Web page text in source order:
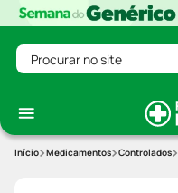
Procurar no site
Medicamentos Controlados